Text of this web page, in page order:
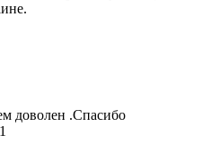
доволен .Спасибо